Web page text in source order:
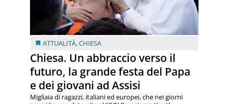
ATTUALITÀ,CHIESA
Chiesa. Un abbraccio verso il
futuro, la grande festa del Papa
e dei giovani ad Assisi
Migliaia di ragazzi, italiani ed europei, che nei giorni